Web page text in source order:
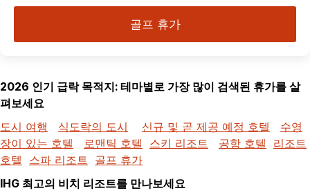
골프 휴가
2026 인기 급락 목적지: 테마별로 가장 많이 검색된 휴가를 살
펴보세요
도시 여행
식도락의 도시 신규 및 곧 제공 예정 호텔
수영
장이 있는 호텔
로맨틱 호텔 스키 리조트 공항 호텔
리조트
호텔
스파 리조트
골프 휴가
IHG 최고의 비치 리조트를 만나보세요